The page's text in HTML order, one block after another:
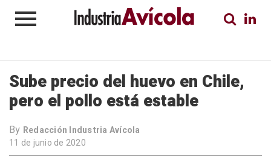
Sube precio del huevo en Chile,
pero el pollo está estable
By Redacción Industria Avícola
11 de junio de 2020